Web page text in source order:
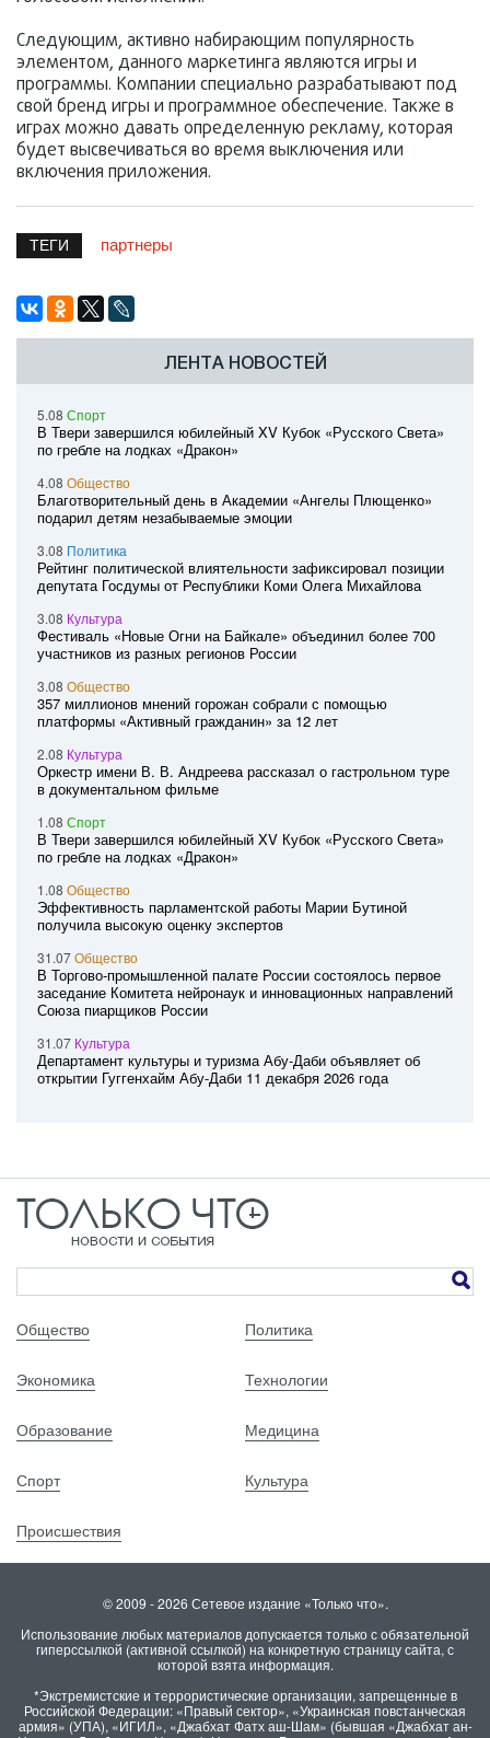
Следующим, активно набирающим популярность
элементом, данного маркетинга являются игры и
программы. Компании специально разрабатывают под
свой бренд игры и программное обеспечение. Также в
играх можно давать определенную рекламу, которая
будет высвечиваться во время выключения или
включения приложения.
ТЕГИ партнеры
ЛЕНТА НОВОСТЕЙ
5.08 Спорт
В Твери завершился юбилейный XV Кубок «Русского Света»
по гребле на лодках «Дракон»
4.08 Общество
Благотворительный день в Академии «Ангелы Плющенко»
подарил детям незабываемые эмоции
3.08 Политика
Рейтинг политической влиятельности зафиксировал позиции
депутата Госдумы от Республики Коми Олега Михайлова
3.08 Культура
Фестиваль «Новые Огни на Байкале» объединил более 700
участников из разных регионов России
3.08 Общество
357 миллионов мнений горожан собрали с помощью
платформы «Активный гражданин» за 12 лет
2.08 Культура
Оркестр имени В. В. Андреева рассказал о гастрольном туре
в документальном фильме
1.08 Спорт
В Твери завершился юбилейный XV Кубок «Русского Света»
по гребле на лодках «Дракон»
1.08 Общество
Эффективность парламентской работы Марии Бутиной
получила высокую оценку экспертов
31.07Общество
В Торгово-промышленной палате России состоялось первое
заседание Комитета нейронаук и инновационных направлений
Союза пиарщиков России
31.07 Культура
Департамент культуры и туризма Абу-Даби объявляет об
открытии Гуггенхайм Абу-Даби 11 декабря 2026 года
Общество Политика
Экономика Технологии
Образование Медицина
Спорт Культура
Происшествия
© 2009 - 2026 Сетевое издание «Только что».
Использование любых материалов допускается только с обязательной
гиперссылкой (активной ссылкой) на конкретную страницу сайта, с
которой взята информация.
*Экстремистские и террористические организации, запрещенные в
Российской Федерации: «Правый сектор», «Украинская повстанческая
армия» (УПА), «ИГИЛ», «Джабхат Фатх аш-Шам» (бывшая «Джабхат ан-